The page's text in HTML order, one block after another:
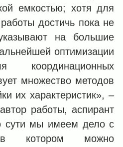
емкостью; хотя для
достичь пока не
на большие
оптимизации
координационных
множество методов
их характеристик», –
работы, аспирант
сути мы имеем дело с
в котором можно